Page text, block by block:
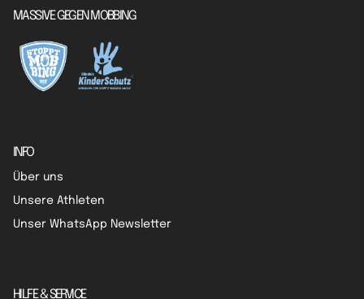
MASSIVE GEGEN MOBBING
INFO
Über uns
Unsere Athleten
Unser WhatsApp Newsletter
HILFE & SERVICE